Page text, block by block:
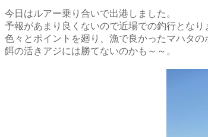
今日はルアー乗り合いで出港しました。
予報があまり良くないので近場での釣行となり
色々とポイントを廻り、漁で良かったマハタ
餌の活きアジには勝てないのかも～～。